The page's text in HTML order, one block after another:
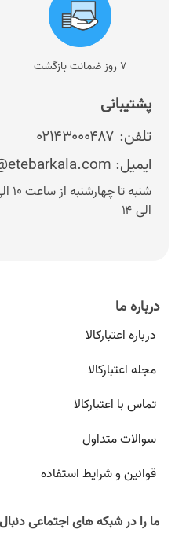
پشتیبانی
تلفن: ۰۲۱۴۳۰۰۰۴۸۷
ایمیل:
الی ۱۴
۷ روز ضمانت بازگشت
درباره ما
درباره اعتبارکالا
مجله اعتبارکالا
تماس با اعتبارکالا
سوالات متداول
قوانین و شرایط استفاده
ما را در شبکه های اجتماعی